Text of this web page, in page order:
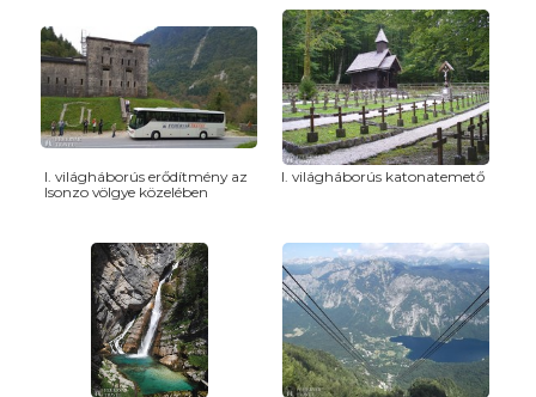
I. világháborús erődítmény az
Isonzo völgye közelében
I. világháborús katonatemető